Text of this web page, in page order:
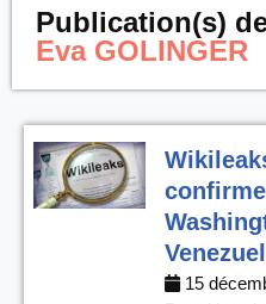
Publication(s)
Eva GOLINGER
15